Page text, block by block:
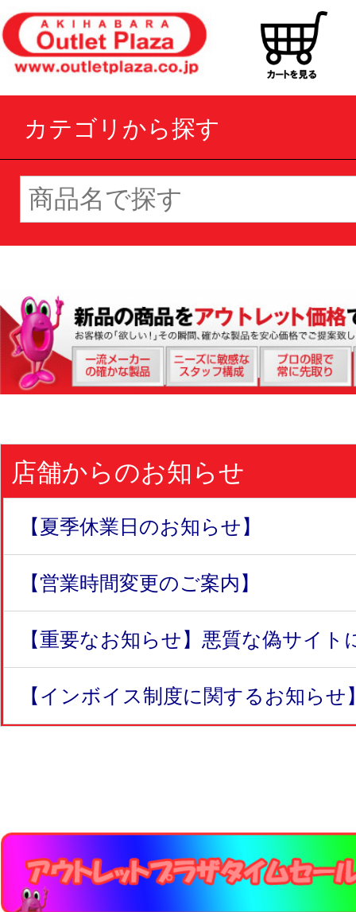
カテゴリから探す
店舗からのお知らせ
【夏季休業日のお知らせ】
【営業時間変更のご案内】
【重要なお知らせ】悪質な偽サイト
【インボイス制度に関するお知らせ